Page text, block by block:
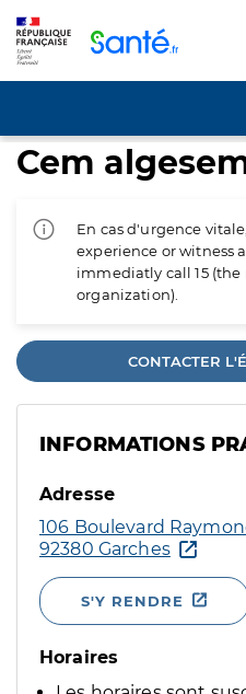
Cem
En cas d'urgence
experience or witness
immediatly call 15
organization).
CONTACTER
INFORMATIONS
Adresse
106 Boulevard
92380 Garches
S'Y RENDRE
Horaires